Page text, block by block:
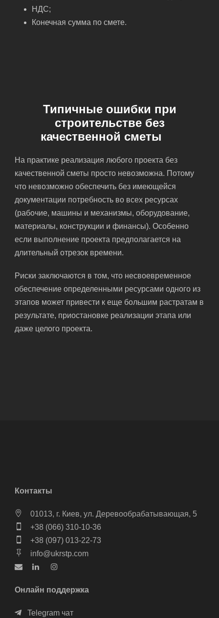
НДС;
Конечная сумма по смете.
Типичные ошибки при
строительстве без
качественной сметы
На практике реализация любого проекта без
качественной сметы просто невозможна. Потому
что невозможно обеспечить без имеющейся
документации потребность во всех ресурсах
(рабочие, машины и механизмы, оборудование,
материалы, конструкции и финансы). Особенно
если выполнение проекта предполагается на
длительный отрезок времени.
Риски заключаются в том, что несвоевременное
обеспечение определенными ресурсами одного из
этапов может привести к еще большим растратам в
результате, приостановке реализации этапа или
даже целого проекта.
Контакты
01013, г. Киев, ул. Деревообрабатывающая, 5
+38 (066) 310-10-36
+38 (097) 013-22-73
info@ukrstp.com
Онлайн поддержка
Telegram чат